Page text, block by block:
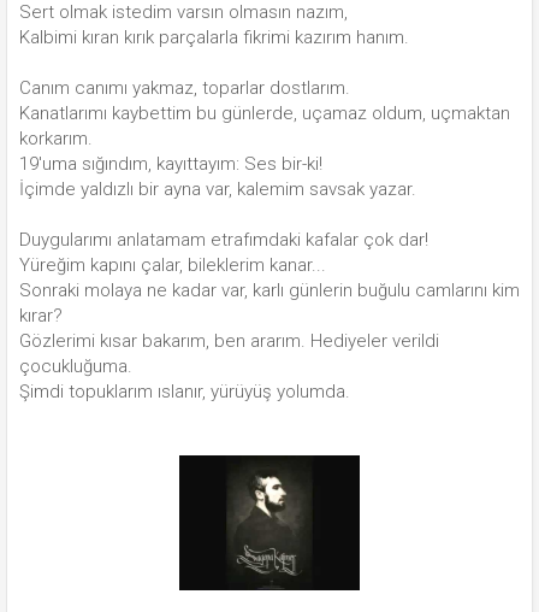
Sert olmak istedim varsın olmasın nazım,
Kalbimi kıran kırık parçalarla fikrimi kazırım hanım.
Canım canımı yakmaz, toparlar dostlarım.
Kanatlarımı kaybettim bu günlerde, uçamaz oldum, uçmaktan
korkarım.
19'uma sığındım, kayıttayım: Ses bir-ki!
İçimde yaldızlı bir ayna var, kalemim savsak yazar.
Duygularımı anlatamam etrafımdaki kafalar çok dar!
Yüreğim kapını çalar, bileklerim kanar...
Sonraki molaya ne kadar var, karlı günlerin buğulu camlarını kim
kırar?
Gözlerimi kısar bakarım, ben ararım. Hediyeler verildi
çocukluğuma.
Şimdi topuklarım ıslanır, yürüyüş yolumda.